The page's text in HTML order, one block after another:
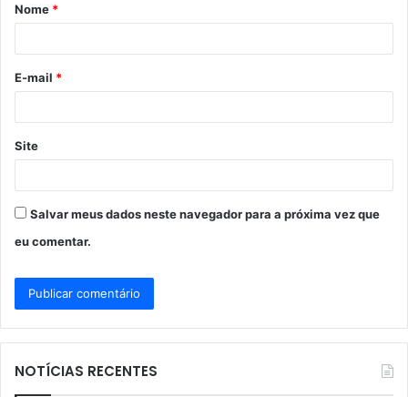
r
*
Nome *
E-mail *
Site
Salvar meus dados neste navegador para a próxima vez que
eu comentar.
NOTÍCIAS RECENTES